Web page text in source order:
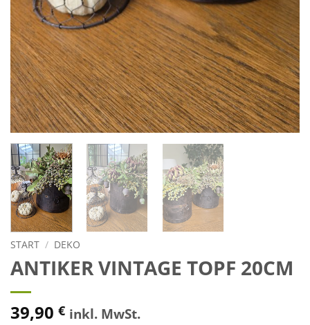
START / DEKO
ANTIKER VINTAGE TOPF 20CM
39,90 € inkl. MwSt.